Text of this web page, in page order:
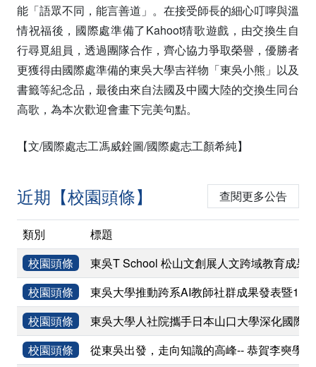
能「語眾不同，能言善道」。在接受師長的細心叮嚀與溫
情祝福後，國際處準備了Kahoot猜歌遊戲，由交換生自
行尋覓組員，透過團隊合作，齊心協力爭取榮譽，優勝者
更獲得由國際處準備的東吳大學吉祥物「東吳小熊」以及
書籤等紀念品，最後由來自法國及中國大陸的交換生同台
高歌，為本次歡迎會畫下完美句點。
【文/國際處志工馮威銓圖/國際處志工顏希純】
近期【校園頭條】 查閱更多公告
類別
標題
校園頭條
東吳T School 松山文創展人文跨域教育成果
校園頭條
東吳大學推動跨系AI教師社群成果發表暨
校園頭條
東吳大學人社院攜手日本山口大學深化國際
校園頭條
從東吳出發，走向知識的高峰-- 恭賀李奭學